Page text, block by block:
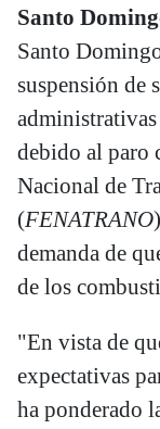
Santo
Santo
suspensión de
administrativas
debido al paro
Nacional de
(FENATRANO
demanda de
de los
"En vista de
expectativas
ha ponderado